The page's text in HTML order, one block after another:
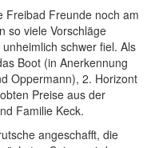
Freibad Freunde noch am
so viele Vorschläge
schwer fiel. Als
Boot (in Anerkennung
Oppermann), 2. Horizont
Preise aus der
Familie Keck.
angeschafft, die